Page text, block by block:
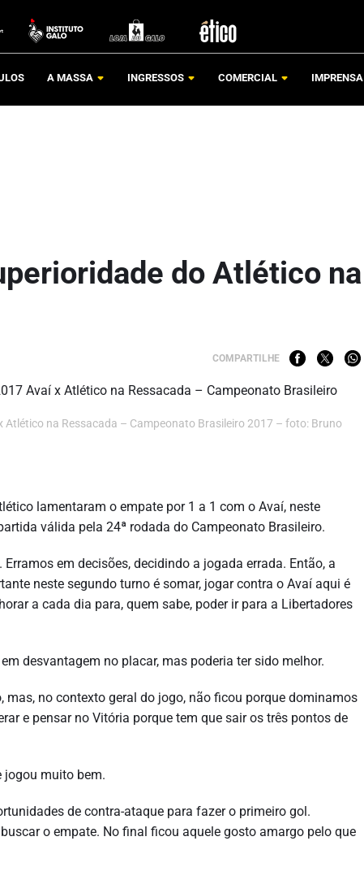
A MASSA INGRESSOS COMERCIAL IMPRENSA
do Atlético na
COMPARTILHE
Atlético na Ressacada – Campeonato Brasileiro 2017 – foto: Bruno
lamentaram o empate por 1 a 1 com o Avaí, neste
válida pela 24ª rodada do Campeonato Brasileiro.
em decisões, decidindo a jogada errada. Então, a
neste segundo turno é somar, jogar contra o Avaí aqui é
a cada dia para, quem sabe, poder ir para a Libertadores
desvantagem no placar, mas poderia ter sido melhor.
no contexto geral do jogo, não ficou porque dominamos
e pensar no Vitória porque tem que sair os três pontos de
jogou muito bem.
de contra-ataque para fazer o primeiro gol.
o empate. No final ficou aquele gosto amargo pelo que